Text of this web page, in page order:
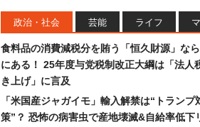
政治・社会 芸能 ライフ
食料品の消費減税分を賄う「恒久財源」な
にある！ 25年度与党税制改正大綱は「法人
き上げ」に言及
「米国産ジャガイモ」輸入解禁は“トランプ
策”？ 恐怖の病害虫で産地壊滅&自給率低下